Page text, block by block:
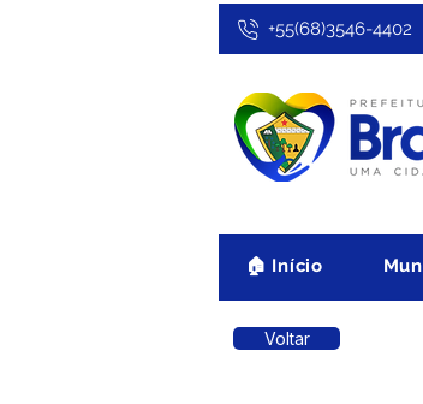
+55(68)3546-4402
🏠 Início
Voltar